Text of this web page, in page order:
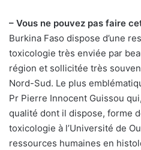
– Vous ne pouvez pas faire
Burkina Faso dispose d’une
toxicologie très enviée par
région et sollicitée très
Nord-Sud. Le plus
Pr Pierre Innocent Guissou
qualité dont il dispose, forme
toxicologie à l’Université de
ressources humaines en